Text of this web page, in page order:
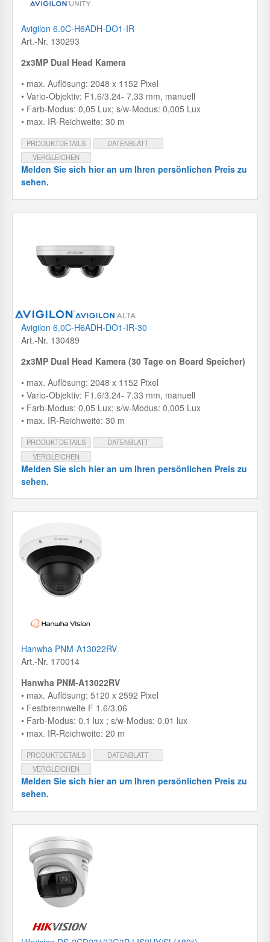
Avigilon 6.0C-H6ADH-DO1-IR
Art.-Nr. 130293
2x3MP Dual Head Kamera
• max. Auflösung: 2048 x 1152 Pixel
• Vario-Objektiv: F1.6/3.24- 7.33 mm, manuell
• Farb-Modus: 0,05 Lux; s/w-Modus: 0,005 Lux
• max. IR-Reichweite: 30 m
PRODUKTDETAILS
DATENBLATT
VERGLEICHEN
Melden Sie sich hier an um Ihren persönlichen Preis zu
sehen.
Avigilon 6.0C-H6ADH-DO1-IR-30
Art.-Nr. 130489
2x3MP Dual Head Kamera (30 Tage on Board Speicher)
• max. Auflösung: 2048 x 1152 Pixel
• Vario-Objektiv: F1.6/3.24- 7.33 mm, manuell
• Farb-Modus: 0,05 Lux; s/w-Modus: 0,005 Lux
• max. IR-Reichweite: 30 m
PRODUKTDETAILS
DATENBLATT
VERGLEICHEN
Melden Sie sich hier an um Ihren persönlichen Preis zu
sehen.
Hanwha PNM-A13022RV
Art.-Nr. 170014
Hanwha PNM-A13022RV
• max. Auflösung: 5120 x 2592 Pixel
• Festbrennweite F 1.6/3.06
• Farb-Modus: 0.1 lux ; s/w-Modus: 0.01 lux
• max. IR-Reichweite: 20 m
PRODUKTDETAILS
DATENBLATT
VERGLEICHEN
Melden Sie sich hier an um Ihren persönlichen Preis zu
sehen.